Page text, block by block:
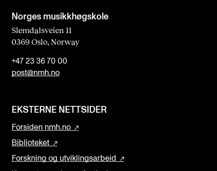
n
k
Norges musikk­høgskole
Slemdalsveien 11
0369 Oslo, Norway
+47 23 36 70 00
post@nmh.no
EKSTERNE NETTSIDER
Forsiden nmh.no
Biblioteket
Forskning og utviklingsarbeid